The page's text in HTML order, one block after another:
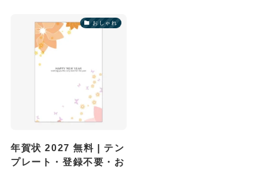
おしゃれ
年賀状 2027 無料 | テン
プレート・登録不要・お